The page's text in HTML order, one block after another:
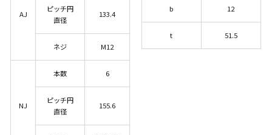
AJ
ピッチ円
直径
133.4
ネジ M12
NJ
本数 6
ピッチ円
直径
155.6
b 12
t 51.5